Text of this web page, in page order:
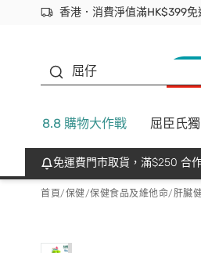
香港．消費淨值滿HK$399免
立即成為易賞錢會員盡享獨家
首次APP下單買滿$450 輸入
屈仔
8.8 購物大作戰 屈臣氏
免運費門市取貨，滿$250 合
首頁/保健/保健食品及維他命/肝臟